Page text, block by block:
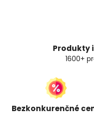
Produkty
1600+
Bezkonkurenčné